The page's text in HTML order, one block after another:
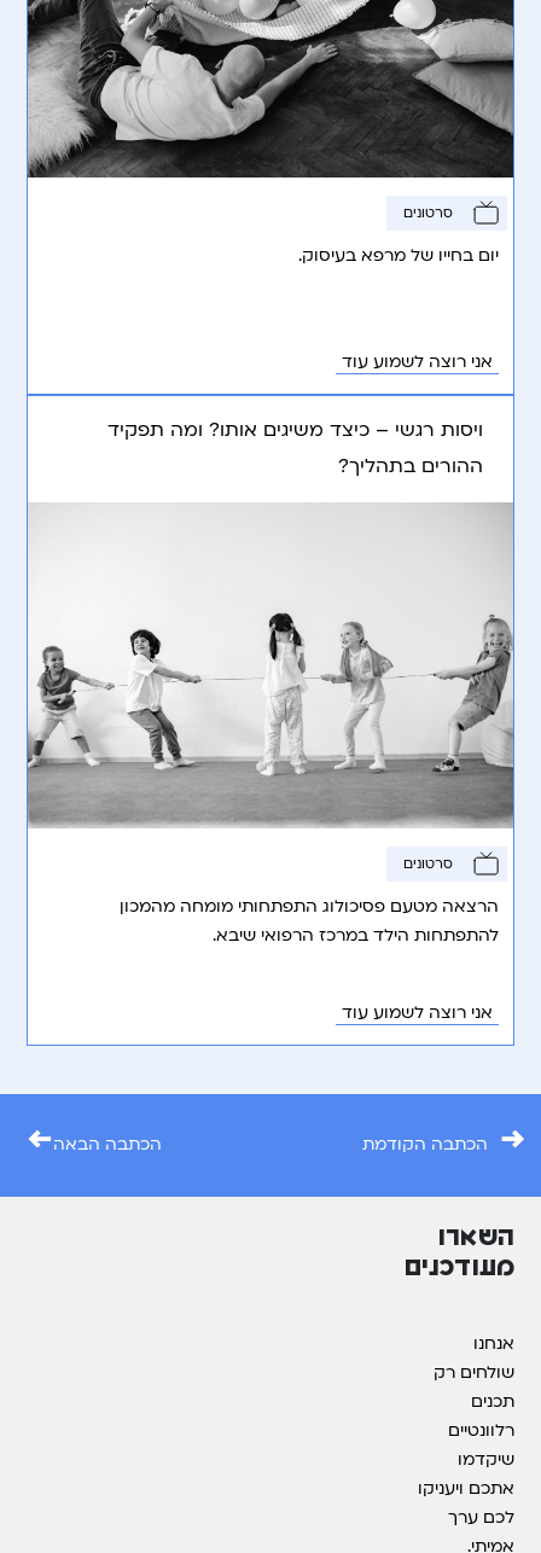
סרטונים
יום בחייו של מרפא בעיסוק.
אני רוצה לשמוע עוד
ויסות רגשי – כיצד משיגים אותו? ומה תפקיד
ההורים בתהליך?
סרטונים
הרצאה מטעם פסיכולוג התפתחותי מומחה מהמכון
להתפתחות הילד במרכז הרפואי שיבא.
אני רוצה לשמוע עוד
→ הכתבה הקודמת הכתבה הבאה←
השארו
מעודכנים
אנחנו
שולחים רק
תכנים
רלוונטיים
שיקדמו
אתכם ויעניקו
לכם ערך
אמיתי.